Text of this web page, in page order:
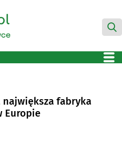
największa fabryka
Europie